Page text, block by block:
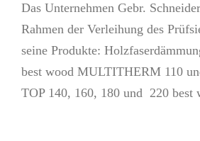
Das Unternehmen Gebr.
Rahmen der Verleihung des
seine Produkte:
best wood MULTITHERM 110
TOP 140, 160, 180 und 220 best